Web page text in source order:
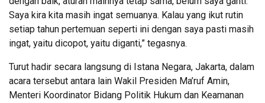
Saya kira kita masih ingat semuanya. Kalau yang ikut rutin
setiap tahun pertemuan seperti ini dengan saya pasti masih
ingat, yaitu dicopot, yaitu diganti,” tegasnya.
Turut hadir secara langsung di Istana Negara, Jakarta, dalam
acara tersebut antara lain Wakil Presiden Ma’ruf Amin,
Menteri Koordinator Bidang Politik Hukum dan Keamanan